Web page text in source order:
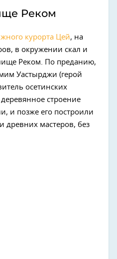
Реком
курорта Цей, на
в окружении скал и
Реком. По преданию,
Уастырджи (герой
осетинских
строение
и позже его построили
древних мастеров, без